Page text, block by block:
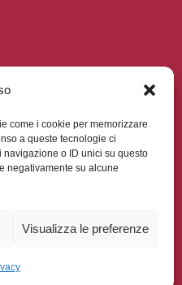
come i cookie per memorizzare
a queste tecnologie ci
o ID unici su questo
negativamente su alcune
Visualizza le preferenze